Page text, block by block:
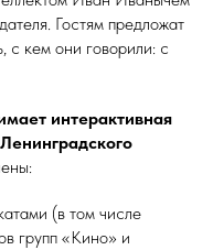
Гостям предложат
с кем они говорили: с
интерактивная
(в том числе
групп «Кино» и